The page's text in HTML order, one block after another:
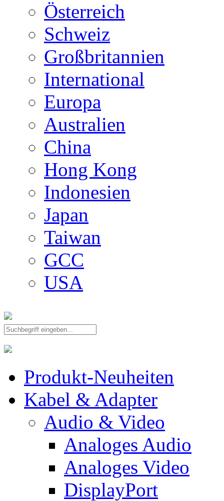
Österreich
Schweiz
Großbritannien
International
Europa
Australien
China
Hong Kong
Indonesien
Japan
Taiwan
GCC
USA
Produkt-Neuheiten
Kabel & Adapter
Audio & Video
Analoges Audio
Analoges Video
DisplayPort